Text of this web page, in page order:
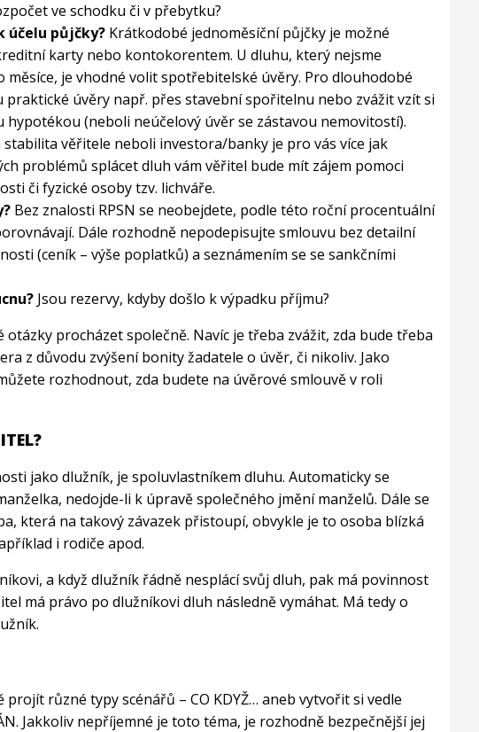
ve schodku či v přebytku?
účelu půjčky? Krátkodobé jednoměsíční půjčky je možné
karty nebo kontokorentem. U dluhu, který nejsme
je vhodné volit spotřebitelské úvěry. Pro dlouhodobé
praktické úvěry např. přes stavební spořitelnu nebo zvážit vzít si
(neboli neúčelový úvěr se zástavou nemovitostí).
stabilita věřitele neboli investora/banky je pro vás více jak
problémů splácet dluh vám věřitel bude mít zájem pomoci
či fyzické osoby tzv. lichváře.
Bez znalosti RPSN se neobejdete, podle této roční procentuální
Dále rozhodně nepodepisujte smlouvu bez detailní
(ceník – výše poplatků) a seznámením se se sankčními
Jsou rezervy, kdyby došlo k výpadku příjmu?
procházet společně. Navíc je třeba zvážit, zda bude třeba
z důvodu zvýšení bonity žadatele o úvěr, či nikoliv. Jako
rozhodnout, zda budete na úvěrové smlouvě v roli
jako dlužník, je spoluvlastníkem dluhu. Automaticky se
nedojde-li k úpravě společného jmění manželů. Dále se
která na takový závazek přistoupí, obvykle je to osoba blízká
i rodiče apod.
a když dlužník řádně nesplácí svůj dluh, pak má povinnost
má právo po dlužníkovi dluh následně vymáhat. Má tedy o
projít různé typy scénářů – CO KDYŽ… aneb vytvořit si vedle
Jakkoliv nepříjemné je toto téma, je rozhodně bezpečnější jej